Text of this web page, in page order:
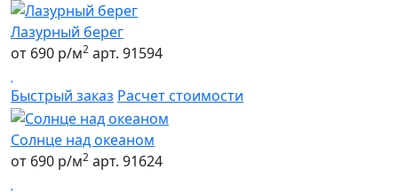
Лазурный берег
от 690 р/м2 арт. 91594
Быстрый заказ Расчет стоимости
Солнце над океаном
от 690 р/м2 арт. 91624